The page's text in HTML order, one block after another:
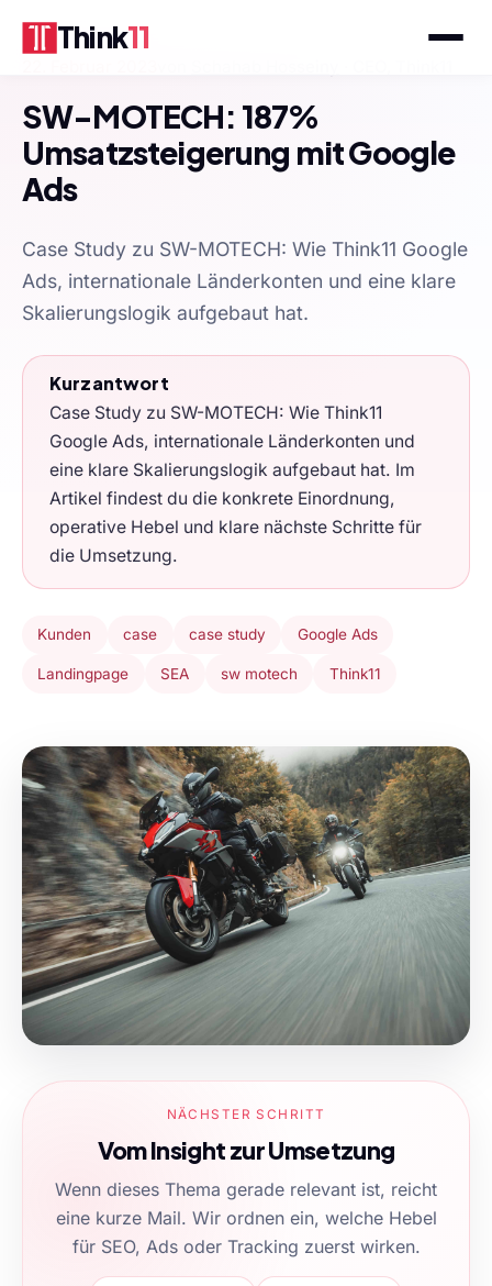
Think11
SW-MOTECH: 187%
Umsatzsteigerung mit Google
Ads
Case Study zu SW-MOTECH: Wie Think11 Google
Ads, internationale Länderkonten und eine klare
Skalierungslogik aufgebaut hat.
Kurzantwort
Case Study zu SW-MOTECH: Wie Think11
Google Ads, internationale Länderkonten und
eine klare Skalierungslogik aufgebaut hat. Im
Artikel findest du die konkrete Einordnung,
operative Hebel und klare nächste Schritte für
die Umsetzung.
Kunden case case study Google Ads
Landingpage SEA sw motech Think11
NÄCHSTER SCHRITT
Vom Insight zur Umsetzung
Wenn dieses Thema gerade relevant ist, reicht
eine kurze Mail. Wir ordnen ein, welche Hebel
für SEO, Ads oder Tracking zuerst wirken.